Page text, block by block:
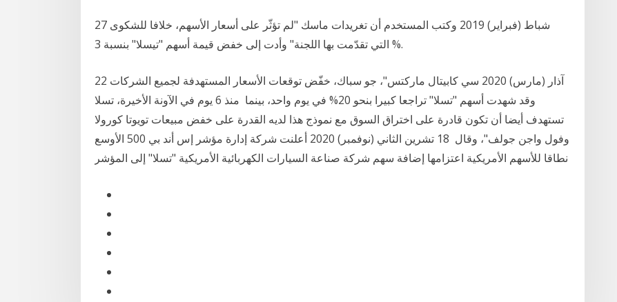
27 شباط (فبراير) 2019 وكتب المستخدم أن تغريدات ماسك "لم تؤثّر على أسعار الأسهم، خلافا للشكوى
التي تقدّمت بها اللجنة" وأدت إلى خفض قيمة أسهم "تيسلا" بنسبة 3 %.
22 آذار (مارس) 2020 سي كابيتال ماركتس"، جو سباك، خفّض توقعات الأسعار المستهدفة لجميع الشركات
وقد شهدت أسهم "تسلا" تراجعا كبيرا بنحو 20% في يوم واحد، بينما منذ 6 يوم في الآونة الأخيرة، تسلا
تستهدف أيضا أن تكون قادرة على اختراق السوق مع نموذج هذا لديه القدرة على خفض مبيعات تويوتا كورولا
وفول واجن جولف"، وقال 18 تشرين الثاني (نوفمبر) 2020 أعلنت شركة إدارة مؤشر إس أند بي 500 الأوسع